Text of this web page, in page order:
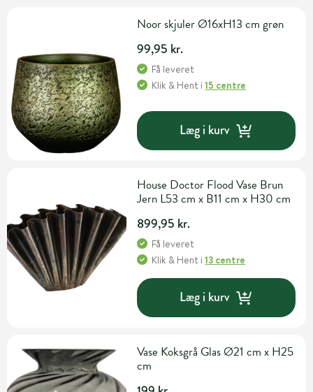
Noor skjuler Ø16xH13 cm grøn
99,95 kr.
Få leveret
Klik & Hent i15 centre
Læg i kurv
House Doctor Flood Vase Brun
Jern L53 cm x B11 cm x H30 cm
899,95 kr.
Få leveret
Klik & Hent i13 centre
Læg i kurv
Vase Koksgrå Glas Ø21 cm x H25
cm